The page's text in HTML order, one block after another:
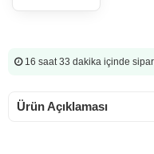
16 saat 33 dakika içinde
Ürün Açıklaması